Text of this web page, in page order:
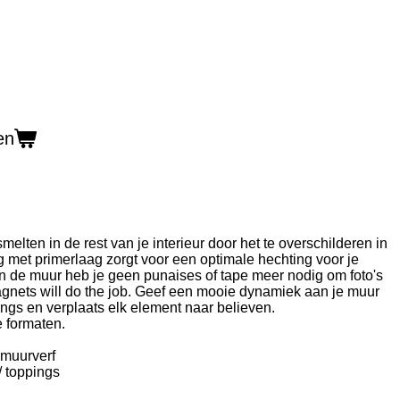
in de rest van je interieur door het te overschilderen in
met primerlaag zorgt voor een optimale hechting voor je
de muur heb je geen punaises of tape meer nodig om foto's
will do the job. Geef een mooie dynamiek aan je muur
en verplaats elk element naar believen.
formaten.
toppings